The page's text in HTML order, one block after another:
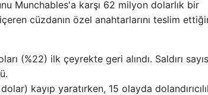
Munchables'a karşı 62 milyon dolarlık bir
cüzdanın özel anahtarlarını teslim
(%22) ilk çeyrekte geri alındı. Saldırı
kayıp yaratırken, 15 olayda